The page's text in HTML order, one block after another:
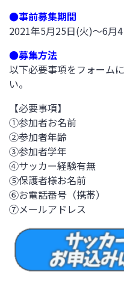
●事前募集期間
2021年5月25日(火)～6月
●募集方法
以下必要事項をフォーム
い。
【必要事項】
①参加者お名前
②参加者年齢
③参加者学年
④サッカー経験有無
⑤保護者様お名前
⑥お電話番号（携帯）
⑦メールアドレス